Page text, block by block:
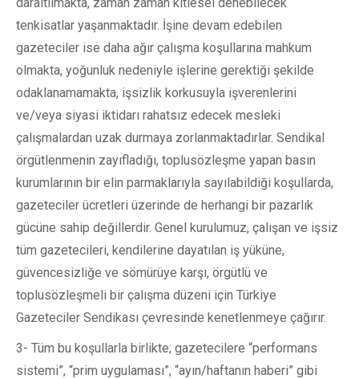
tenkisatlar yaşanmaktadır. İşine devam edebilen
gazeteciler ise daha ağır çalışma koşullarına mahkum
olmakta, yoğunluk nedeniyle işlerine gerektiği şekilde
odaklanamamakta, işsizlik korkusuyla işverenlerini
ve/veya siyasi iktidarı rahatsız edecek mesleki
çalışmalardan uzak durmaya zorlanmaktadırlar. Sendikal
örgütlenmenin zayıfladığı, toplusözleşme yapan basın
kurumlarının bir elin parmaklarıyla sayılabildiği koşullarda,
gazeteciler ücretleri üzerinde de herhangi bir pazarlık
gücüne sahip değillerdir. Genel kurulumuz, çalışan ve işsiz
tüm gazetecileri, kendilerine dayatılan iş yüküne,
güvencesizliğe ve sömürüye karşı, örgütlü ve
toplusözleşmeli bir çalışma düzeni için Türkiye
Gazeteciler Sendikası çevresinde kenetlenmeye çağırır.
3- Tüm bu koşullarla birlikte; gazetecilere “performans
sistemi”, “prim uygulaması”, “ayın/haftanın haberi” gibi